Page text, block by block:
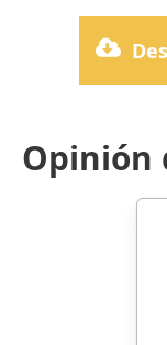
Opinión